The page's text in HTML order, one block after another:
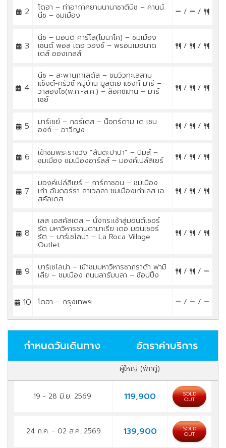
2 โดฮา – ท่าอากาศยานนานาชาตินีซ – คานน์
นีซ – ชมเมือง / /
3
นีซ – มอนติ คาร์โล(โมนาโค) – ชมเมือง
เซนต์ พอล เดอ วองซ์ – พรอมเมอนาด
เดส์ อองเกลส์
/ /
4
นีซ – สะพานกาเลตัส – ชมวิวทะเลสาบ
แซ็งต์-ครัวซ์ หมู่บ้าน มูสติเย แซงก์ มารี –
วาลองโซ(พ.ค.-ส.ค.) – ล็อคซิแทน – มาร์
เซย์
/ /
5 มาร์เซย์ – กอร์เดส – น็อทร์ดาม เด เซน
องก์ – อาวีญง / /
6 เข้าชมพระราชวัง “สันตะปาปา” – นีมส์ –
ชมเมือง ชมเมืองอาร์ลส์ – มองค์เปล์ลิเยร์ / /
7
มองค์เปล์ลิเยร์ – การ์กาซอน – ชมเมือง
เก่า อันดอร์รา ลาเวลลา ชมเมืองเก่าเลส เอ
สคัลเดส
/ /
8
เลส เอสคัลเดส – นั่งกระเช้าสู่มอนต์เซอร์
รัต มหาวิหารซานตามาเรีย เดอ มอนเซอร์
รัต – บาร์เซโลน่า – La Roca Village
Outlet
/ /
9 บาร์เซโลน่า – เข้าชมมหาวิหารซากราด้า ฟามิ
เลีย – ชมเมือง ถนนลารัมบลา – ช้อปปิ้ง / /
10 โดฮา – กรุงเทพฯ / /
กำหนดวันเดินทาง อัตราค่าบริการ
ผู้ใหญ่ (พักคู่)
19 - 28 มิ.ย. 2569 119,900 SOLD
OUT
24 ก.ค. - 02 ส.ค. 2569 139,900 SOLD
OUT